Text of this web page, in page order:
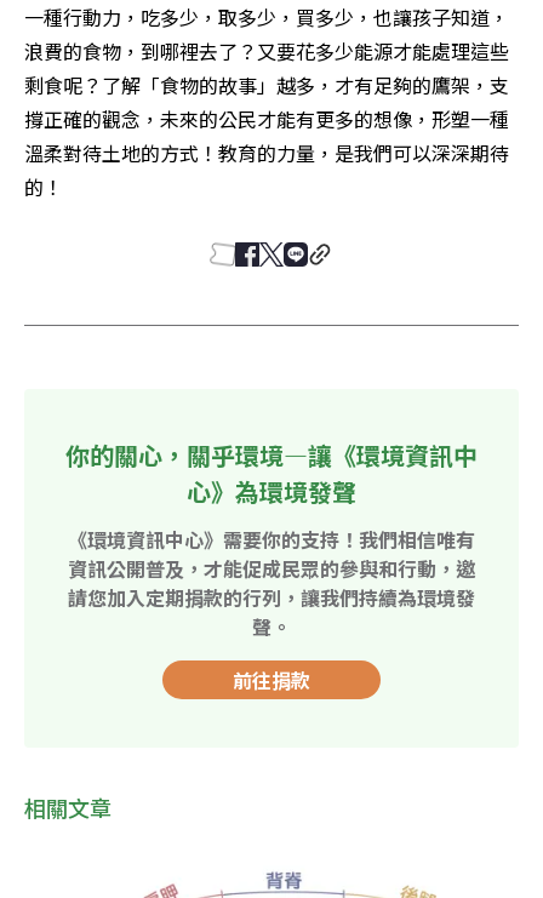
一種行動力，吃多少，取多少，買多少，也讓孩子知道，
浪費的食物，到哪裡去了？又要花多少能源才能處理這些
剩食呢？了解「食物的故事」越多，才有足夠的鷹架，支
撐正確的觀念，未來的公民才能有更多的想像，形塑一種
溫柔對待土地的方式！教育的力量，是我們可以深深期待
的！
你的關心，關乎環境—讓《環境資訊中
心》為環境發聲
《環境資訊中心》需要你的支持！我們相信唯有
資訊公開普及，才能促成民眾的參與和行動，邀
請您加入定期捐款的行列，讓我們持續為環境發
聲。
前往捐款
相關文章